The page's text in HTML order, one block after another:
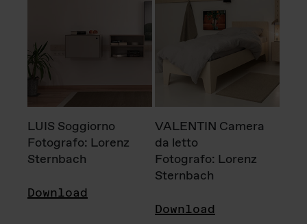
LUIS Soggiorno
Fotografo: Lorenz
Sternbach
Download
VALENTIN Camera
da letto
Fotografo: Lorenz
Sternbach
Download